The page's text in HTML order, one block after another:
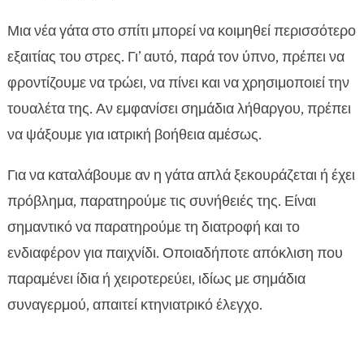
Μια νέα γάτα στο σπίτι μπορεί να κοιμηθεί περισσότερο
εξαιτίας του στρες. Γι’ αυτό, παρά τον ύπνο, πρέπει να
φροντίζουμε να τρώει, να πίνει και να χρησιμοποιεί την
τουαλέτα της. Αν εμφανίσει σημάδια λήθαργου, πρέπει
να ψάξουμε για ιατρική βοήθεια αμέσως.
Για να καταλάβουμε αν η γάτα απλά ξεκουράζεται ή έχει
πρόβλημα, παρατηρούμε τις συνήθειές της. Είναι
σημαντικό να παρατηρούμε τη διατροφή και το
ενδιαφέρον για παιχνίδι. Οποιαδήποτε απόκλιση που
παραμένει ίδια ή χειροτερεύει, ιδίως με σημάδια
συναγερμού, απαιτεί κτηνιατρικό έλεγχο.